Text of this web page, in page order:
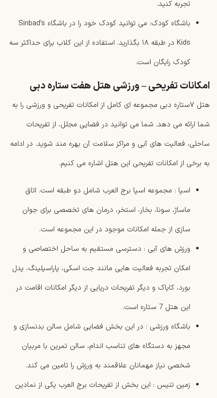
تجربه کنید.
باشگاه کودک: می ‌توانید کودک خود را در باشگاه Sinbad’s
Kids در طبقه ۱۸ بگذارید. استفاده از این کلاب برای حداکثر سه
کودک رایگان است.
امکانات تفریحی – ورزشی هتل هفت ستاره دبی
هتل ۷ستاره دبی مجموعه ‌ای کامل از امکانات تفریحی و ورزشی را به
شما ارائه می دهد. شما می توانید در فضایی مجلل، از تفریحات
ساحلی، فعالیت ‌های آبی و مراکز سلامت آن بهره‌ مند شوید. در ادامه
به برخی از امکانات تفریحی این هتل اشاره می کنیم.
اسپا : مجموعه اسپا برج العرب شامل دو طبقه است. اتاق
‌ماساژ، سونا، بخار، استخر، درمان‌ های تخصصی برای جوان‌
سازی از جمله امکانات موجود در این مجموعه است.
ورزش های آبی : دسترسی مستقیم به ساحل اختصاصی و
امکان تجربه فعالیت ‌هایی مانند جت‌ اسکی، پاراسیلینگ، پدل‌
بورد، کایاک و دیگر تفریحات دریایی از دیگر امکانات اقامت در
این هتل 7 ستاره است.
باشگاه ورزشی : در این بخش فضایی شامل سالن بدنسازی و
مجهز به دستگاه‌ های تناسب ‌اندام، سالن‌ تمرین با مربیان
شخصی نیاز مهمانان علاقمند به ورزش را تامین می کند.
زمین تنیس : این بخش از تفریحات برج العرب یکی از نمادین